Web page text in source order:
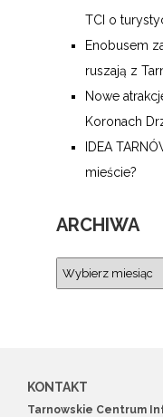
TCI o
Enobusem
ruszają z
Nowe
Koronach
IDEA
mieście?
ARCHIWA
KONTAKT
Tarnowskie Centrum